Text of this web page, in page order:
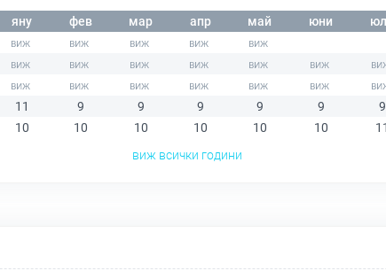
яну фев мар апр май юни
11 9 9 9 9 9
9
10 10 10 10 10 10
виж всички години